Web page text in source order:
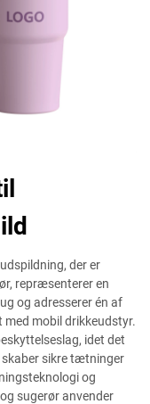
der er
repræsenterer en
og adresserer én af
mobil drikkeudstyr.
idet det
sikre tætninger
og
sugerør anvender